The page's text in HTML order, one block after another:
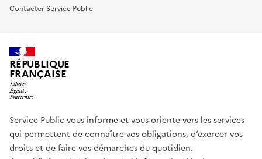
Contacter Service Public
RÉPUBLIQUE
FRANÇAISE
Service Public vous informe et vous oriente vers les services
qui permettent de connaître vos obligations, d’exercer vos
droits et de faire vos démarches du quotidien.